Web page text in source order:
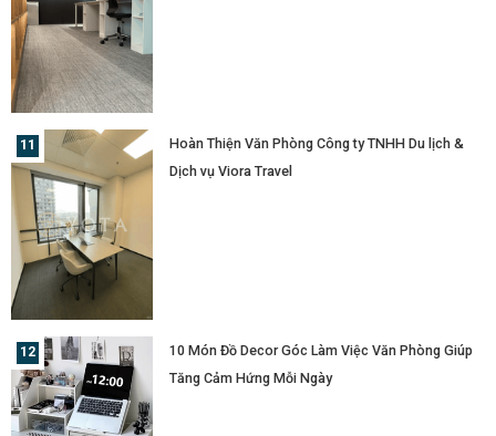
Hoàn Thiện Văn Phòng Công ty TNHH Du lịch &
Dịch vụ Viora Travel
10 Món Đồ Decor Góc Làm Việc Văn Phòng Giúp
Tăng Cảm Hứng Mỗi Ngày